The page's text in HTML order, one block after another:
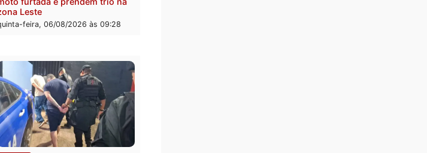
Polícia
Policiais militares recuperam
moto furtada e prendem trio na
zona Leste
quinta-feira, 06/08/2026 às 09:28